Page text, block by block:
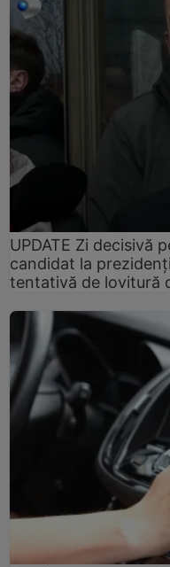
UPDATE Zi decisivă
candidat la
tentativă de lovitură